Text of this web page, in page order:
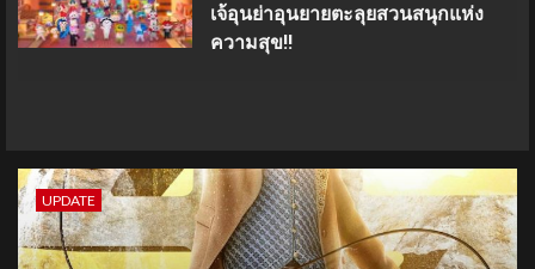
เจ้อุนย่าอุนยายตะลุยสวนสนุกแห่ง
ความสุข!!
UPDATE